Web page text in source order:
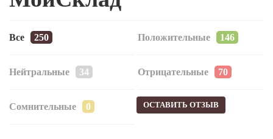
Все Положительные
Нейтральные Отрицательные
Сомнительные ОСТАВИТЬ ОТЗЫВ